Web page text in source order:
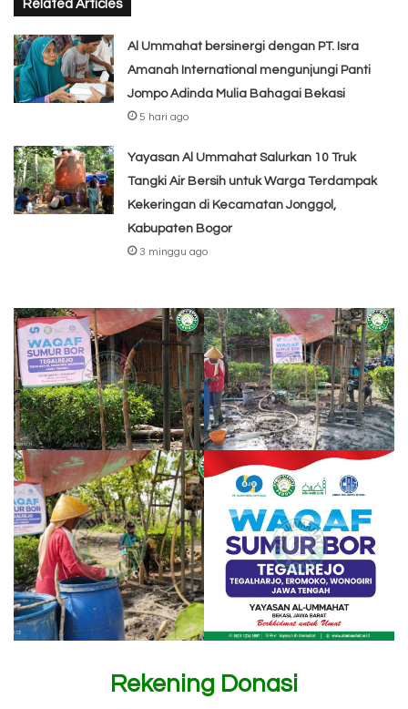
Related Articles
Al Ummahat bersinergi dengan PT. Isra
Amanah International mengunjungi Panti
Jompo Adinda Mulia Bahagai Bekasi
5 hari ago
Yayasan Al Ummahat Salurkan 10 Truk
Tangki Air Bersih untuk Warga Terdampak
Kekeringan di Kecamatan Jonggol,
Kabupaten Bogor
3 minggu ago
Rekening Donasi